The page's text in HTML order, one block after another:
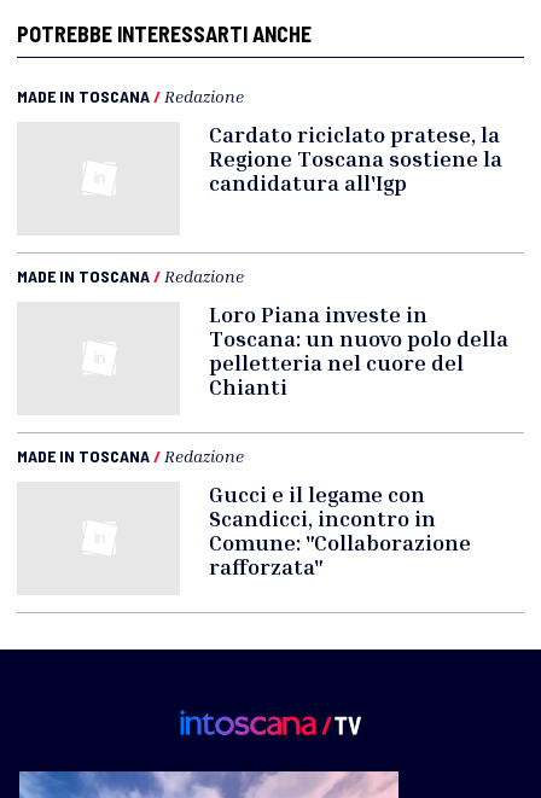
POTREBBE INTERESSARTI ANCHE
MADE IN TOSCANA/ Redazione
Cardato riciclato pratese, la
Regione Toscana sostiene la
candidatura all'Igp
MADE IN TOSCANA/ Redazione
Loro Piana investe in
Toscana: un nuovo polo della
pelletteria nel cuore del
Chianti
MADE IN TOSCANA/ Redazione
Gucci e il legame con
Scandicci, incontro in
Comune: "Collaborazione
rafforzata"